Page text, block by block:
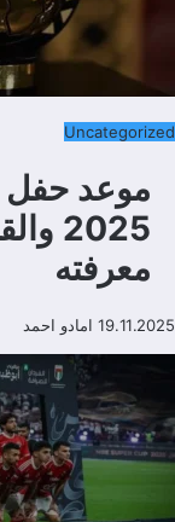
Uncategorized
موعد حفل
معرفته
19.11.2025 امادو احمد